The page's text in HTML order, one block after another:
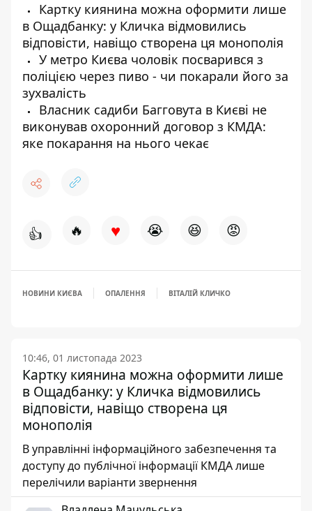
Картку киянина можна оформити лише
в Ощадбанку: у Кличка відмовились
відповісти, навіщо створена ця монополія
У метро Києва чоловік посварився з
поліцією через пиво - чи покарали його за
зухвалість
Власник садиби Багговута в Києві не
виконував охоронний договор з КМДА:
яке покарання на нього чекає
👍 🔥 ♥ 😭 😆 😡
НОВИНИ КИЄВА ОПАЛЕННЯ ВІТАЛІЙ КЛИЧКО
10:46, 01 листопада 2023
Картку киянина можна оформити лише
в Ощадбанку: у Кличка відмовились
відповісти, навіщо створена ця
монополія
В управлінні інформаційного забезпечення та
доступу до публічної інформації КМДА лише
перелічили варіанти звернення